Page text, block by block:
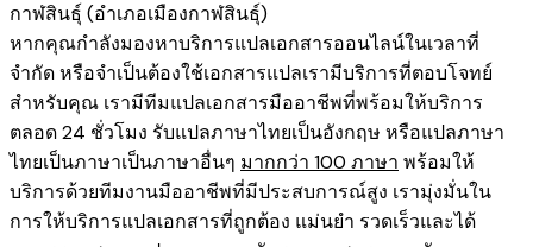
กาฬสินธุ์ (อำเภอเมืองกาฬสินธุ์)
หากคุณกำลังมองหาบริการแปลเอกสารออนไลน์ในเวลาที่
จำกัด หรือจำเป็นต้องใช้เอกสารแปลเรามีบริการที่ตอบโจทย์
สำหรับคุณ เรามีทีมแปลเอกสารมืออาชีพที่พร้อมให้บริการ
ตลอด 24 ชั่วโมง รับแปลภาษาไทยเป็นอังกฤษ หรือแปลภาษา
ไทยเป็นภาษาเป็นภาษาอื่นๆ มากกว่า 100 ภาษา พร้อมให้
บริการด้วยทีมงานมืออาชีพที่มีประสบการณ์สูง เรามุ่งมั่นใน
การให้บริการแปลเอกสารที่ถูกต้อง แม่นยำ รวดเร็วและได้